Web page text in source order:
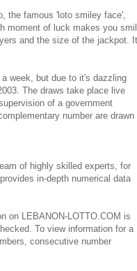
the famous 'loto smiley face',
moment of luck makes you
and the size of the jackpot.
week, but due to it's dazzling
The draws take place live
of a government
number are drawn
of highly skilled experts, for
in-depth numerical data
on LEBANON-LOTTO.COM is
To view information for a
consecutive number